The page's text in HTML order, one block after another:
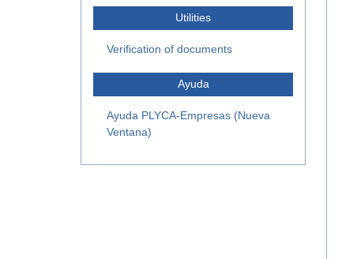
Utilities
Verification of documents
Ayuda
Ayuda PLYCA-Empresas (Nueva
Ventana)